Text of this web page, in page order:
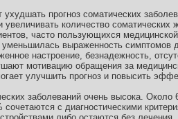
прогноз соматических
количество
часто пользующихся
уменьшилась выраженность
настроение, безнадежность,
мотивацию обращения за
улучшить прогноз и повысить
заболеваний очень высока.
с диагностическими